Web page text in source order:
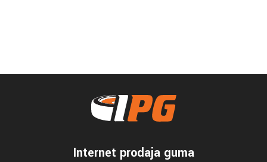
Internet prodaja guma